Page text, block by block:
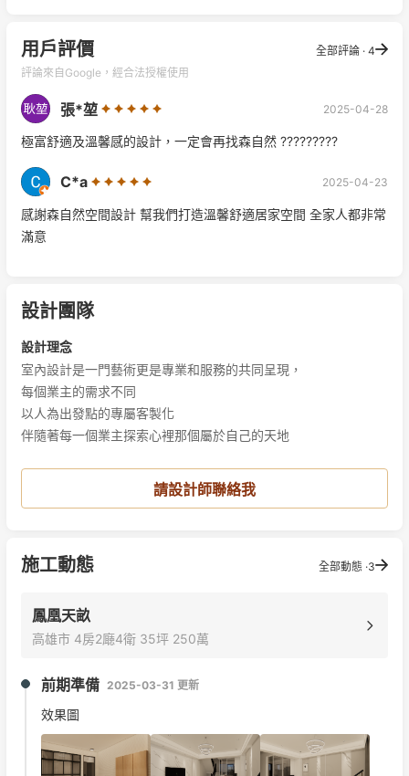
用戶評價
全部評論 · 4
評論來自Google，經合法授權使用
張*堃 2025-04-28
極富舒適及溫馨感的設計，一定會再找森自然 ?????????
C*a 2025-04-23
感謝森自然空間設計 幫我們打造溫馨舒適居家空間 全家人都非常
滿意
設計團隊
設計理念
室內設計是一門藝術更是專業和服務的共同呈現，
每個業主的需求不同
以人為出發點的專屬客製化
伴隨著每一個業主探索心裡那個屬於自己的天地
請設計師聯絡我
施工動態 全部動態 ·3
鳳凰天畝
高雄市 4房2廰4衛 35坪 250萬
前期準備 2025-03-31 更新
效果圖